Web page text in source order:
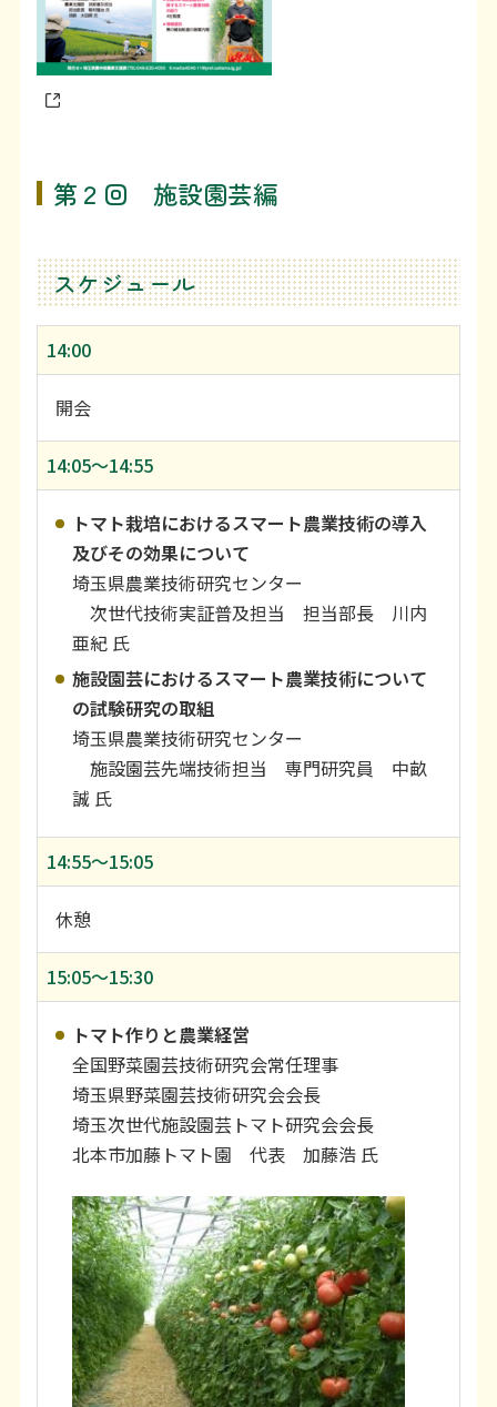
第２回 施設園芸編
スケジュール
14:00
開会
14:05〜14:55
トマト栽培におけるスマート農業技術の導入
及びその効果について
埼玉県農業技術研究センター
次世代技術実証普及担当 担当部長 川内
亜紀 氏
施設園芸におけるスマート農業技術について
の試験研究の取組
埼玉県農業技術研究センター
施設園芸先端技術担当 専門研究員 中畝
誠 氏
14:55〜15:05
休憩
15:05〜15:30
トマト作りと農業経営
全国野菜園芸技術研究会常任理事
埼玉県野菜園芸技術研究会会長
埼玉次世代施設園芸トマト研究会会長
北本市加藤トマト園 代表 加藤浩 氏